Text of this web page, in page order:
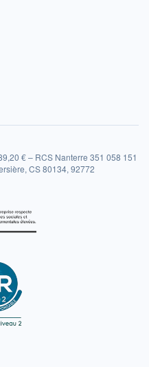
€ – RCS Nanterre 351 058 151
CS 80134, 92772